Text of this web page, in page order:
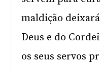
maldição
Deus e do
os seus servos